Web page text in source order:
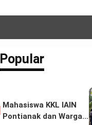
Popular
Mahasiswa KKL IAIN
Pontianak dan Warga